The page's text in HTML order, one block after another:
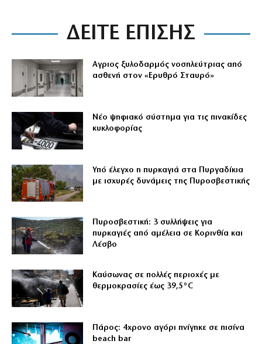
ΔΕΙΤΕ ΕΠΙΣΗΣ
Αγριος ξυλοδαρμός νοσηλεύτριας από
ασθενή στον «Ερυθρό Σταυρό»
Νέο ψηφιακό σύστημα για τις πινακίδες
κυκλοφορίας
Υπό έλεγχο η πυρκαγιά στα Πυργαδίκια
με ισχυρές δυνάμεις της Πυροσβεστικής
Πυροσβεστική: 3 συλλήψεις για
πυρκαγιές από αμέλεια σε Κορινθία και
Λέσβο
Καύσωνας σε πολλές περιοχές με
θερμοκρασίες έως 39,5°C
Πάρος: 4χρονο αγόρι πνίγηκε σε πισίνα
beach bar